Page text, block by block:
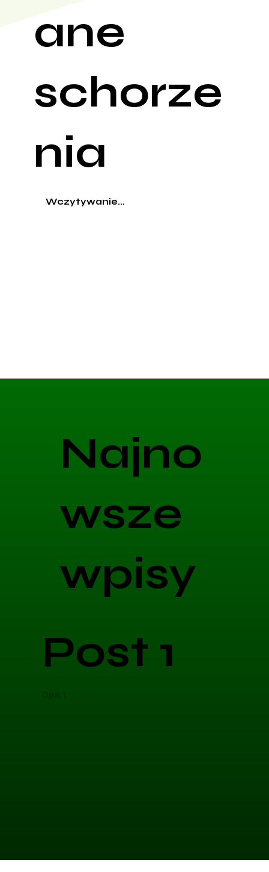
ane
schorze
nia
Wczytywanie...
Najno
wsze
wpisy
Post 1
Opis 1